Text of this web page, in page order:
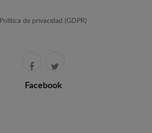
Política de privacidad (GDPR)
Facebook